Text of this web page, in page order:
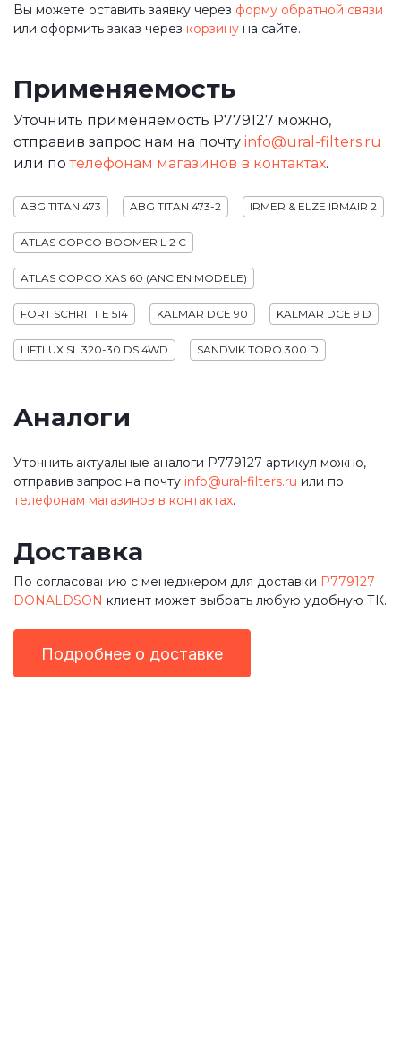
Вы можете оставить заявку через форму обратной связи
или оформить заказ через корзину на сайте.
Применяемость
Уточнить применяемость P779127 можно,
отправив запрос нам на почту info@ural-filters.ru
или потелефонам магазинов в контактах.
ABG TITAN 473 ABG TITAN 473-2 IRMER & ELZE IRMAIR 2
ATLAS COPCO BOOMER L 2 C
ATLAS COPCO XAS 60 (ANCIEN MODELE)
FORT SCHRITT E 514 KALMAR DCE 90 KALMAR DCE 9 D
LIFTLUX SL 320-30 DS 4WD SANDVIK TORO 300 D
Аналоги
Уточнить актуальные аналоги P779127 артикул можно,
отправив запрос на почту info@ural-filters.ru или по
телефонам магазинов в контактах.
Доставка
По согласованию с менеджером для доставки P779127
DONALDSON клиент может выбрать любую удобную ТК.
Подробнее о доставке